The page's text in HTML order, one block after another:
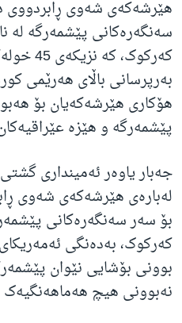
هێرشەکەی شەوی
سەنگەرەکانی پێشمەرگە لە
بەرپرسانی باڵای هەرێمی
هۆکاری هێرشەکەیان بۆ
پێشمەرگە و هێزە
جەبار یاوەر ئەمینداری
لەبارەی هێرشەکەی شەوی
بۆ سەر سەنگەرەکانی
کەرکوک، بەدەنگی
بوونی بۆشایی نێوان
نەبوونی هیچ هەماهەنگیەک